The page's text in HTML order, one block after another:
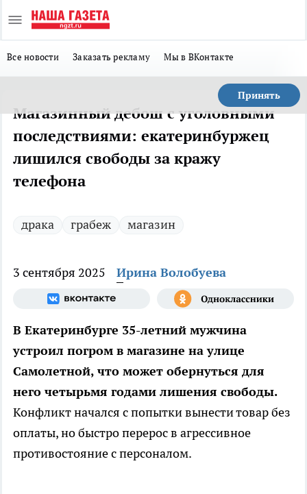
Все новости Заказать рекламу Мы в ВКонтакте
Принять
Магазинный дебош с уголовными
последствиями: екатеринбуржец
лишился свободы за кражу
телефона
драка грабеж магазин
3 сентября 2025 Ирина Волобуева
В Екатеринбурге 35-летний мужчина
устроил погром в магазине на улице
Самолетной, что может обернуться для
него четырьмя годами лишения свободы.
Конфликт начался с попытки вынести товар без
оплаты, но быстро перерос в агрессивное
противостояние с персоналом.